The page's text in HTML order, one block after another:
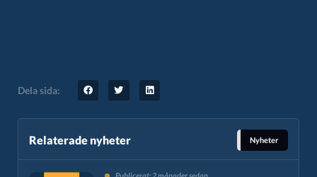
Dela sida:
Relaterade nyheter Nyheter